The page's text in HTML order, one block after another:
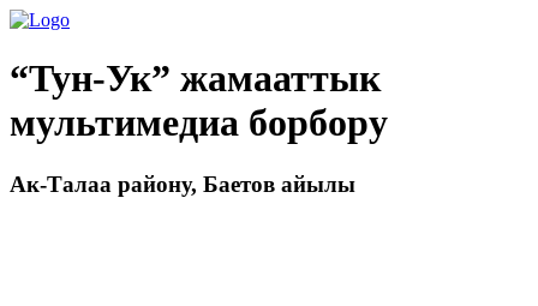
“Тун-Ук” жамааттык
мультимедиа борбору
Ак-Талаа району, Баетов айылы